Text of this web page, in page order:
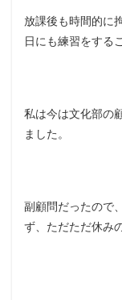
放課後も時間的に
日にも練習をする
私は今は文化部の
ました。
副顧問だったので
ず、ただただ休み